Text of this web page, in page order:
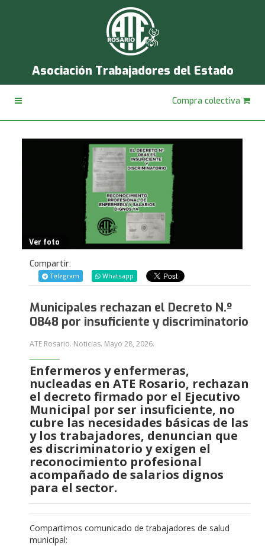
Asociación Trabajadores del Estado
Compra colectiva
Ver foto
Compartir:
Telegram Whatsapp
Municipales rechazan el Decreto N.º
0848 por insuficiente y discriminatorio
ATE Rosario. Noticias. Mayo 28, 2026.
Enfermeros y enfermeras,
nucleadas en ATE Rosario, rechazan
el decreto firmado por el Ejecutivo
Municipal por ser insuficiente, no
cubre las necesidades básicas de las
y los trabajadores, denuncian que
es discriminatorio y exigen el
reconocimiento profesional
acompañado de salarios dignos
para el sector.
Compartimos comunicado de trabajadores de salud
municipal: